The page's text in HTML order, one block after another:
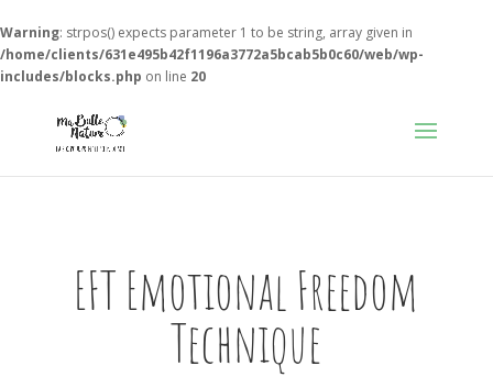
Warning: strpos() expects parameter 1 to be string, array given in
/home/clients/631e495b42f1196a3772a5bcab5b0c60/web/wp-
includes/blocks.php on line 20
EFT Emotional Freedom
Technique